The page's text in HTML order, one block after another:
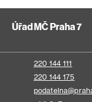
Úřad MČ Praha 7
220 144 111
220 144 175